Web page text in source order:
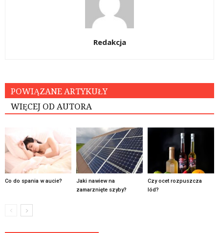
Redakcja
POWIĄZANE ARTYKUŁY
WIĘCEJ OD AUTORA
Co do spania w aucie?
Jaki nawiew na
zamarznięte szyby?
Czy ocet rozpuszcza
lód?